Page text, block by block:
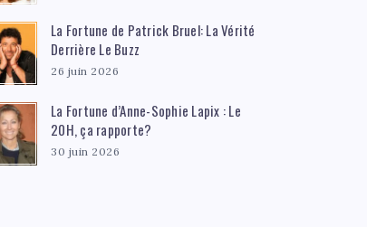
La Fortune de Patrick Bruel: La Vérité
Derrière Le Buzz
26 juin 2026
La Fortune d’Anne-Sophie Lapix : Le
20H, ça rapporte?
30 juin 2026